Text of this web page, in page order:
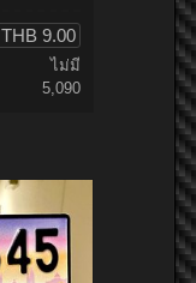
THB 9.00
ไม่มี
5,090